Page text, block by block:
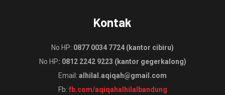
Kontak
No HP: 0877 0034 7724 (kantor cibiru)
No HP: 0812 2242 9223 (kantor gegerkalong)
Email: alhilal.aqiqah@gmail.com
Fb: fb.com/aqiqahalhilalbandung